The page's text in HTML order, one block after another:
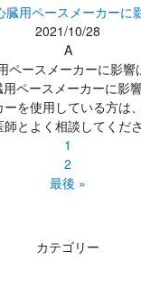
臓用ペースメーカーに
2021/10/28
A
ペースメーカーに影
ペースメーカーに影
を使用している方は
師とよく相談してくださ
1
2
最後 »
カテゴリー